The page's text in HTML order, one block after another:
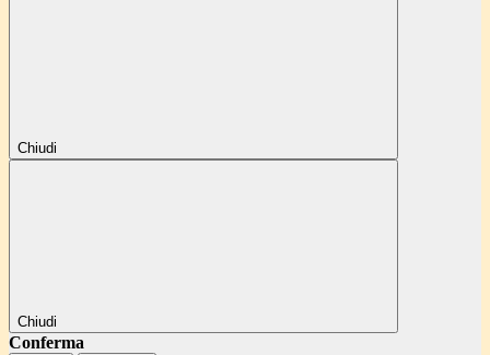
Chiudi
Chiudi
Conferma